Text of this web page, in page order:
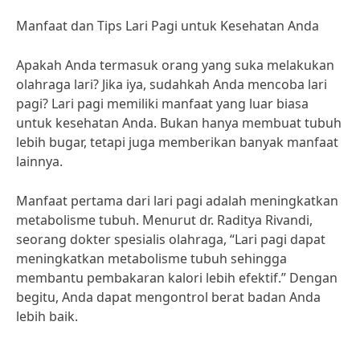
Manfaat dan Tips Lari Pagi untuk Kesehatan Anda
Apakah Anda termasuk orang yang suka melakukan
olahraga lari? Jika iya, sudahkah Anda mencoba lari
pagi? Lari pagi memiliki manfaat yang luar biasa
untuk kesehatan Anda. Bukan hanya membuat tubuh
lebih bugar, tetapi juga memberikan banyak manfaat
lainnya.
Manfaat pertama dari lari pagi adalah meningkatkan
metabolisme tubuh. Menurut dr. Raditya Rivandi,
seorang dokter spesialis olahraga, “Lari pagi dapat
meningkatkan metabolisme tubuh sehingga
membantu pembakaran kalori lebih efektif.” Dengan
begitu, Anda dapat mengontrol berat badan Anda
lebih baik.